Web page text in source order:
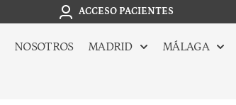
ACCESO PACIENTES
NOSOTROS MADRID MÁLAGA